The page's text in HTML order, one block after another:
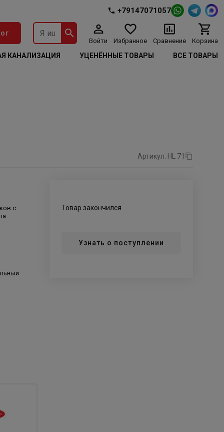
+79147071057
Войти Избранное Сравнение Корзина
КАНАЛИЗАЦИЯ УЦЕНЁННЫЕ ТОВАРЫ ВСЕ ТОВАРЫ
Артикул: HL 71
с
Товар закончился
Узнать о поступлении